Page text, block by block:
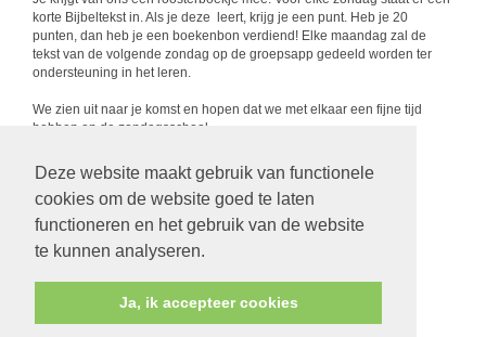
Deze website maakt gebruik van functionele
cookies om de website goed te laten
functioneren en het gebruik van de website
te kunnen analyseren.
Ja, ik accepteer cookies
korte Bijbeltekst in. Als je deze leert, krijg je een punt. Heb je 20
punten, dan heb je een boekenbon verdiend! Elke maandag zal de
tekst van de volgende zondag op de groepsapp gedeeld worden ter
ondersteuning in het leren.
We zien uit naar je komst en hopen dat we met elkaar een fijne tijd
hebben op de zondagsschool.
Groetjes van de leiding